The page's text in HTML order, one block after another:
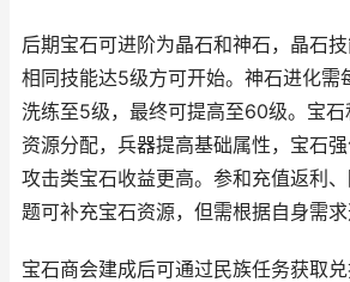
后期宝石可进阶为晶石和神石，晶石
相同技能达5级方可开始。神石进化需
洗练至5级，最终可提高至60级。宝
资源分配，兵器提高基础属性，宝石
攻击类宝石收益更高。参和充值返利
题可补充宝石资源，但需根据自身需求
宝石商会建成后可通过民族任务获取